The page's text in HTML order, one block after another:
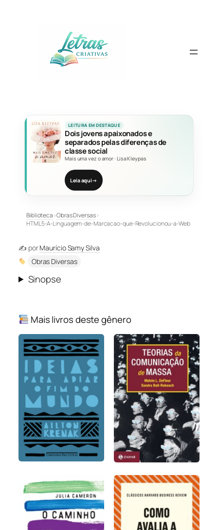
LEITURA EM DESTAQUE
Dois jovens apaixonados e
separados pelas diferenças de
classe social
Mais uma vez o amor· Lisa Kleypas
Leia aqui→
Biblioteca›Obras Diversas›
HTML5-A-Linguagem-de-Marcacao-que-Revolucionou-a-Web
✍️ porMaurício Samy Silva
Obras Diversas
Sinopse
Mais livros deste gênero